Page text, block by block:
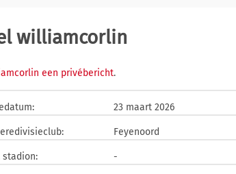
williamcorlin
een privébericht.
23 maart 2026
Feyenoord
stadion: -